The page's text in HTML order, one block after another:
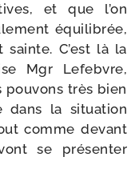
et que l’on
équi­li­brée,
C’est là la
Mgr Lefebvre,
très bien
dans la situa­tion
comme devant
se pré­sen­ter